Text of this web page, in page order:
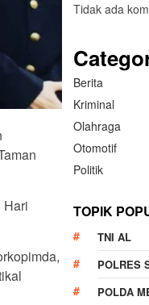
Hari
Tidak ada
Berita
Kriminal
Olahraga
Otomotif
Politik
TOPIK
TNI AL
POLRES
POLDA